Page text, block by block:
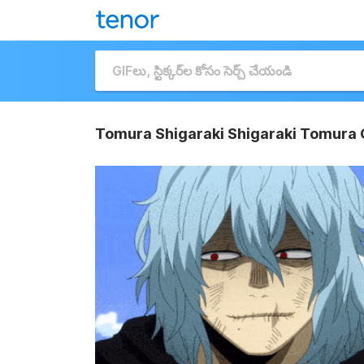
Tomura Shigaraki Shigaraki Tomura